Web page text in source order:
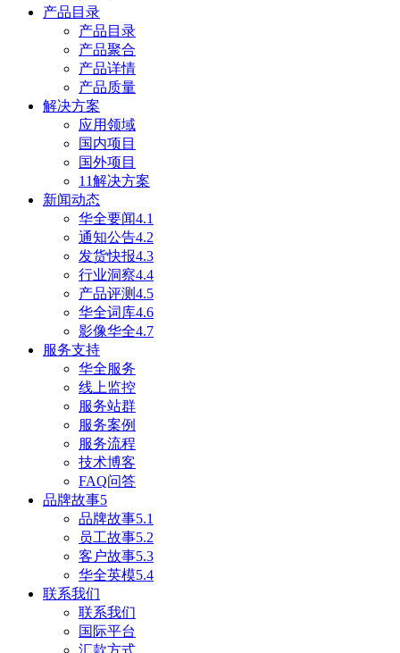
产品目录
产品目录
产品聚合
产品详情
产品质量
解决方案
应用领域
国内项目
国外项目
11解决方案
新闻动态
华全要闻4.1
通知公告4.2
发货快报4.3
行业洞察4.4
产品评测4.5
华全词库4.6
影像华全4.7
服务支持
华全服务
线上监控
服务站群
服务案例
服务流程
技术博客
FAQ问答
品牌故事5
品牌故事5.1
员工故事5.2
客户故事5.3
华全英模5.4
联系我们
联系我们
国际平台
汇款方式